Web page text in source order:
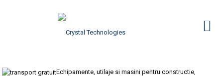
Echipamente, utilaje si masini pentru constructie,